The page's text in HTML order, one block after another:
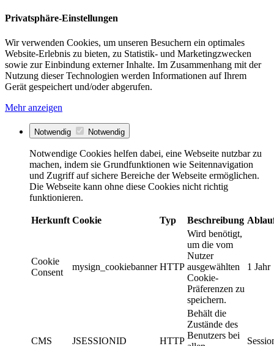
Privatsphäre-Einstellungen
Wir verwenden Cookies, um unseren Besuchern ein optimales
Website-Erlebnis zu bieten, zu Statistik- und Marketingzwecken
sowie zur Einbindung externer Inhalte. Im Zusammenhang mit der
Nutzung dieser Technologien werden Informationen auf Ihrem
Gerät gespeichert und/oder abgerufen.
Mehr anzeigen
Notwendig Notwendig
Notwendige Cookies helfen dabei, eine Webseite nutzbar zu
machen, indem sie Grundfunktionen wie Seitennavigation
und Zugriff auf sichere Bereiche der Webseite ermöglichen.
Die Webseite kann ohne diese Cookies nicht richtig
funktionieren.
Herkunft Cookie Typ Beschreibung
Cookie
Consent
mysign_cookiebanner HTTP
Wird benötigt,
um die vom
Nutzer
ausgewählten
Cookie-
Präferenzen zu
speichern.
1 Jahr
CMS JSESSIONID HTTP
Behält die
Zustände des
Benutzers bei